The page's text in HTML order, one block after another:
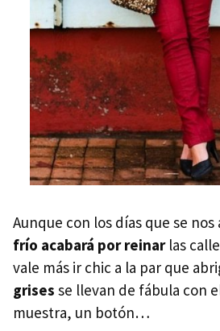
Aunque con los días que se
frío acabará por reinarlas
vale más ir chic a la par que
grises se llevan de fábula con
muestra, un botón…